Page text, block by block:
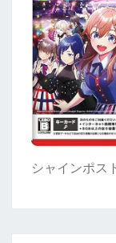
シャインポス